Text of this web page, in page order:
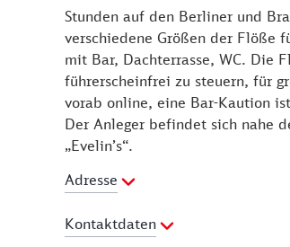
Stunden auf den Berliner und
verschiedene Größen der Flöße
mit Bar, Dachterrasse, WC. Die
führerscheinfrei zu steuern, für
vorab online, eine Bar-Kaution
Der Anleger befindet sich nahe
„Evelin’s“.
Adresse
Kontaktdaten